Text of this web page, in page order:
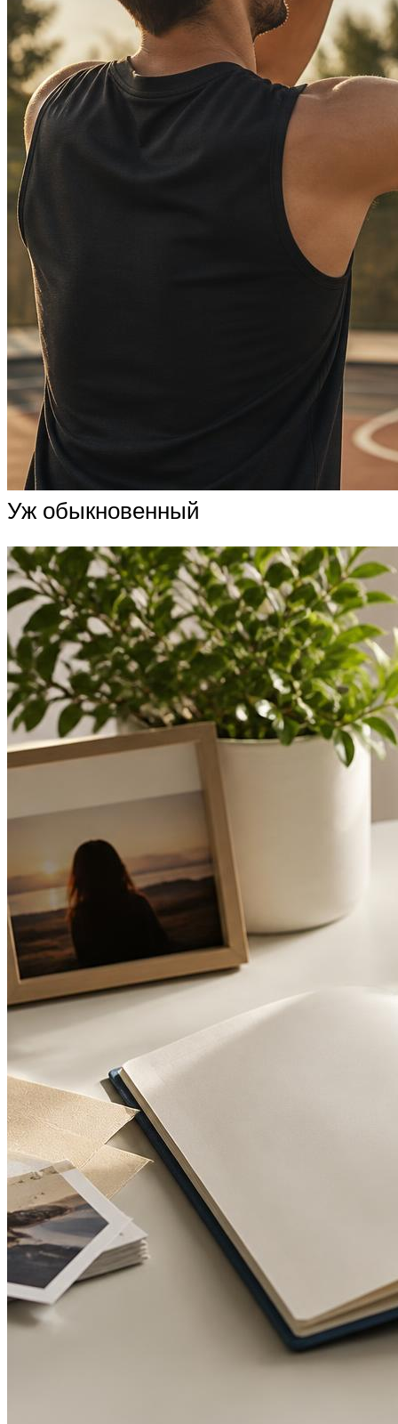
Уж обыкновенный